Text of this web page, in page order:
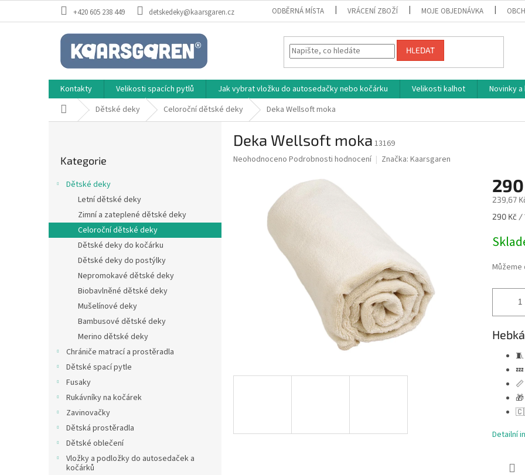
+420 605 238 449 detskedeky@kaarsgaren.cz ODBĚRNÁ MÍSTA VRÁCENÍ ZBOŽÍ MOJE OBJEDNÁVKA
HLEDAT
Kontakty Velikosti spacích pytlů Jak vybrat vložku do autosedačky nebo kočárku Velikosti kalhot Novinky
Domů Dětské deky Celoroční dětské deky Deka Wellsoft moka
kategorie
Kategorie
Dětské deky
Letní dětské deky
Zimní a zateplené dětské deky
Celoroční dětské deky
Dětské deky do kočárku
Dětské deky do postýlky
Nepromokavé dětské deky
Biobavlněné dětské deky
Mušelínové deky
Bambusové dětské deky
Merino dětské deky
Chrániče matrací a prostěradla
Dětské spací pytle
Fusaky
Rukávníky na kočárek
Zavinovačky
Dětská prostěradla
Dětské oblečení
Vložky a podložky do autosedaček a
kočárků
Deka Wellsoft moka 13169
Průměrné
hvězdiček.
Neohodnoceno Podrobnosti hodnocení Značka: Kaarsgaren
239,67
Měrná
290 Kč /
Můžeme
Detailní